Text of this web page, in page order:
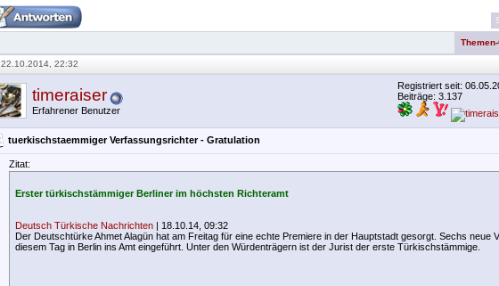
22.10.2014, 22:32
timeraiser
Erfahrener Benutzer
Registriert seit:
Beiträge: 3.137
tuerkischstaemmiger Verfassungsrichter - Gratulation
Zitat:
Erster türkischstämmiger Berliner im höchsten Richteramt
Deutsch Türkische Nachrichten | 18.10.14, 09:32
Der Deutschtürke Ahmet Alagün hat am Freitag für eine echte Premiere in der Hauptstadt gesorgt. Sechs neue
diesem Tag in Berlin ins Amt eingeführt. Unter den Würdenträgern ist der Jurist der erste Türkischstämmige.